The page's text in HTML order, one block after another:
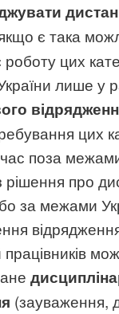
є така
цих
лише у
цих
поза
рішення про
за межами
працівників
(зауваження,